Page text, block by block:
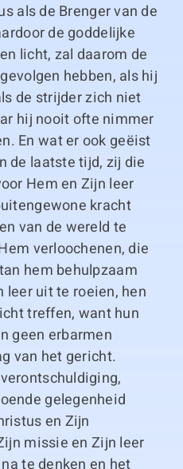
als de Brenger van de
de goddelijke
licht, zal daarom de
hebben, als hij
de strijder zich niet
hij nooit ofte nimmer
En wat er ook geëist
de laatste tijd, zij die
Hem en Zijn leer
kracht
van de wereld te
verloochenen, die
hem behulpzaam
leer uit te roeien, hen
treffen, want hun
geen erbarmen
van het gericht.
gelegenheid
en Zijn
missie en Zijn leer
te denken en het